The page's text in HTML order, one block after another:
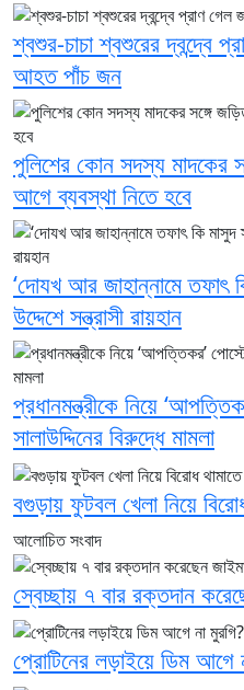
শ্বশুর-চাচা শ্বশুরের দ্বন্দ্বে
আহত পাঁচ জন
পুলিশের কোন সদস্য মাদকের
আগে ব্যবস্থা নিতে হবে
‘দোযখ আর জাহান্নামে তফাৎ
উদ্দেশে সন্ত্রাসী রায়হান
প্রধানমন্ত্রীকে নিয়ে
সালাউদ্দিনের বিরুদ্ধে মামলা
বগুড়ায় ফুটবল খেলা নিয়ে
আলোচিত সংবাদ
স্বেচ্ছায় ৭ বার রক্তদান
প্রোটিনের লড়াইয়ে ডিম আগে